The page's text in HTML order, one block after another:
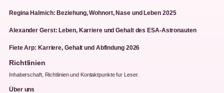
Regina Halmich: Beziehung, Wohnort, Nase und Leben 2025
Alexander Gerst: Leben, Karriere und Gehalt des ESA-Astronauten
Fiete Arp: Karriere, Gehalt und Abfindung 2026
Richtlinien
Inhaberschaft, Richtlinien und Kontaktpunkte fur Leser.
Über uns